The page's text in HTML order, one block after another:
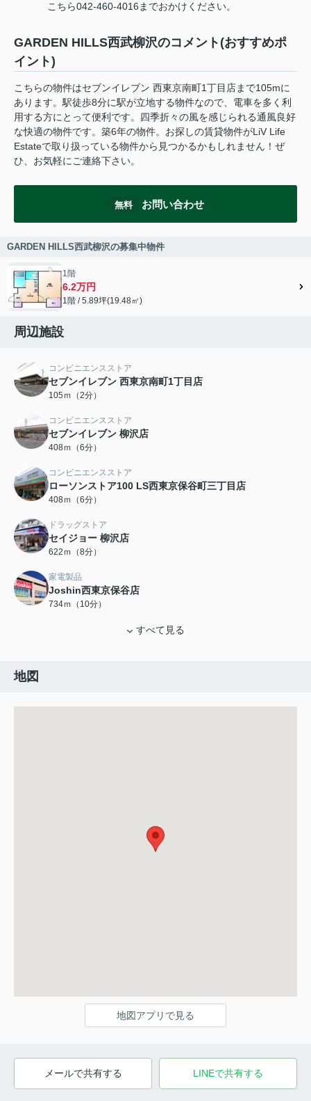
こちら042-460-4016までおかけください。
GARDEN HILLS西武柳沢のコメント(おすすめポ
イント)
こちらの物件はセブンイレブン 西東京南町1丁目店まで105mに
あります。駅徒歩8分に駅が立地する物件なので、電車を多く利
用する方にとって便利です。四季折々の風を感じられる通風良好
な快適の物件です。築6年の物件。お探しの賃貸物件がLiV Life
Estateで取り扱っている物件から見つかるかもしれません！ぜ
ひ、お気軽にご連絡下さい。
無料 お問い合わせ
GARDEN HILLS西武柳沢の募集中物件
1階
6.2万円
1階 / 5.89坪(19.48㎡)
周辺施設
コンビニエンスストア
セブンイレブン 西東京南町1丁目店
105ｍ（2分）
コンビニエンスストア
セブンイレブン 柳沢店
408ｍ（6分）
コンビニエンスストア
ローソンストア100 LS西東京保谷町三丁目店
408ｍ（6分）
ドラッグストア
セイジョー 柳沢店
622ｍ（8分）
家電製品
Joshin西東京保谷店
734ｍ（10分）
すべて見る
地図
地図アプリで見る
メールで共有する LINEで共有する